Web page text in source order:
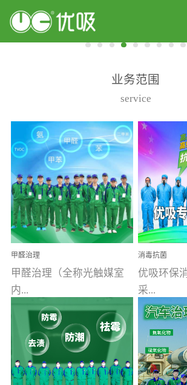
业务范围
service
甲醛治理
甲醛治理（全称光触媒室
内...
空气污染净化治理）工业
文明的进步，创造了多姿
多彩的家居产品和生活情
消毒抗菌
优吸环保
采...
用行业公
液，具备
毒的功效